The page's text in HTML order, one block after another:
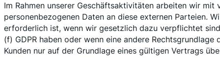
Im Rahmen unserer Geschäftsaktivitäten arbeiten wir
personenbezogenen Daten an diese externen Parteien.
erforderlich ist, wenn wir gesetzlich dazu verpflichtet
(f) GDPR haben oder wenn eine andere
Kunden nur auf der Grundlage eines gültigen Vertrags